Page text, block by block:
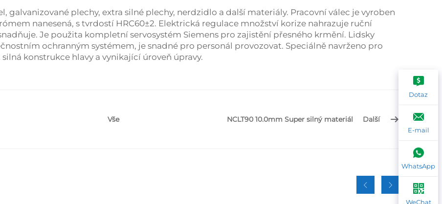
galvanizované plechy, extra silné plechy, nerdzidlo a další materiály. Pracovní válec je vyroben
nanesená, s tvrdostí HRC60±2. Elektrická regulace množství korize nahrazuje ruční
Je použita kompletní servosystém Siemens pro zajistění přesného krmění. Lidsky
ochranným systémem, je snadné pro personál provozovat. Speciálně navrženo pro
konstrukce hlavy a vynikající úroveň úpravy.
Vše NCLT90 10.0mm Super silný materiál Další
Dotaz
E-mail
WhatsApp
WeChat